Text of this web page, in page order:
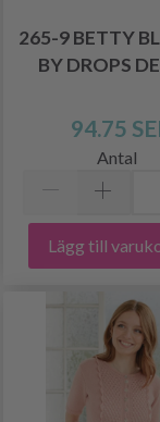
265-9 BETTY
BY DROPS
94.75
Antal
Lägg till